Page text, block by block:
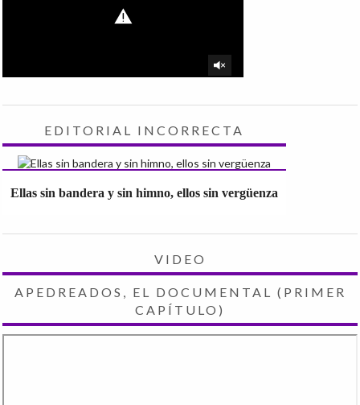
EDITORIAL INCORRECTA
Ellas sin bandera y sin himno, ellos sin vergüenza
VIDEO
APEDREADOS, EL DOCUMENTAL (PRIMER
CAPÍTULO)